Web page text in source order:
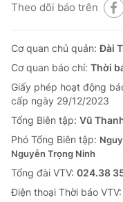
Theo dõi báo trên
Cơ quan chủ quản:Đài
Cơ quan báo chí: Thời
Giấy phép hoạt động
cấp ngày 29/12/2023
Tổng Biên tập: Vũ
Phó Tổng Biên tập:
Nguyễn Trọng Ninh
Tổng đài VTV: 024.38
Ðiện thoại Thời báo VTV: